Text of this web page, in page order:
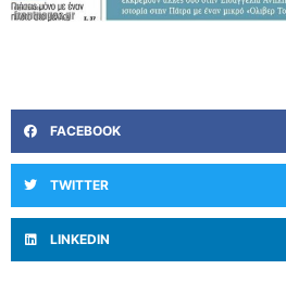
FACEBOOK
TWITTER
LINKEDIN